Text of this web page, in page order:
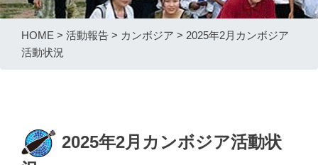
HOME > 活動報告 > カンボジア > 2025年2月カンボジア
活動状況
2025年2月カンボジア活動状